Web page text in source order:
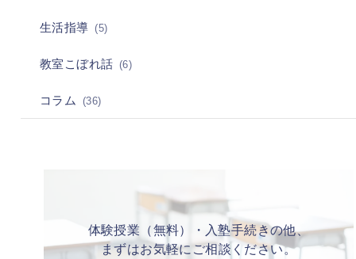
生活指導 (5)
教室こぼれ話 (6)
コラム (36)
体験授業（無料）・入塾手続きの他、
まずはお気軽にご相談ください。